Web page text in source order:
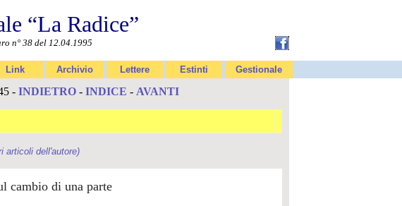
“La Radice”
n° 38 del 12.04.1995
Link Archivio Lettere Estinti Gestionale
- INDIETRO - INDICE - AVANTI
articoli dell'autore)
cambio di una parte